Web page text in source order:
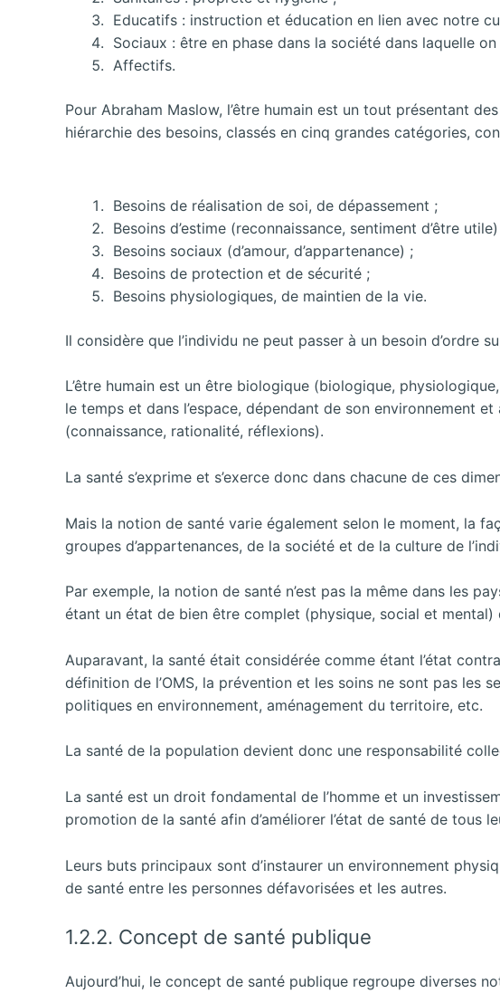
Educatifs : instruction et éducation en lien avec notre
Sociaux : être en phase dans la société dans laquelle
Affectifs.
Pour Abraham Maslow, l’être humain est un tout présentant
hiérarchie des besoins, classés en cinq grandes catégories,
Besoins de réalisation de soi, de dépassement ;
Besoins d’estime (reconnaissance, sentiment d’être
Besoins sociaux (d’amour, d’appartenance) ;
Besoins de protection et de sécurité ;
Besoins physiologiques, de maintien de la vie.
Il considère que l’individu ne peut passer à un besoin d’ordre
L’être humain est un être biologique (biologique,
le temps et dans l’espace, dépendant de son environnement
(connaissance, rationalité, réflexions).
La santé s’exprime et s’exerce donc dans chacune de ces
Mais la notion de santé varie également selon le moment, la
groupes d’appartenances, de la société et de la culture de
Par exemple, la notion de santé n’est pas la même dans les
étant un état de bien être complet (physique, social et mental)
Auparavant, la santé était considérée comme étant l’état
définition de l’OMS, la prévention et les soins ne sont pas les
politiques en environnement, aménagement du territoire, etc.
La santé de la population devient donc une responsabilité
La santé est un droit fondamental de l’homme et un
promotion de la santé afin d’améliorer l’état de santé de tous
Leurs buts principaux sont d’instaurer un environnement
de santé entre les personnes défavorisées et les autres.
1.2.2. Concept de santé publique
Aujourd’hui, le concept de santé publique regroupe diverses